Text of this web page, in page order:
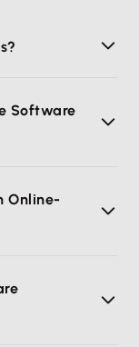
Software
Online-